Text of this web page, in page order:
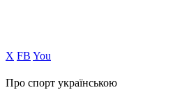
Х FB You
Про спорт українською